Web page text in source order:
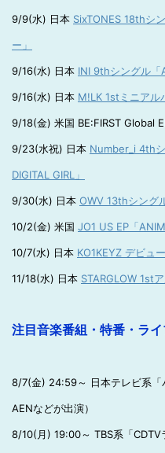
9/9(水) 日本 SixTONES 18thシ
ー」
9/16(水) 日本 INI 9thシングル「
9/16(水) 日本 M!LK 1stミニアル
9/18(金) 米国 BE:FIRST Global
9/23(水祝) 日本 Number_i 4th
DIGITAL GIRL」
9/30(水) 日本 OWV 13thシング
10/2(金) 米国 JO1 US EP「
10/7(水) 日本 KO1KEYZ デビュ
11/18(水) 日本 STARGLOW 1st
注目音楽番組・特番・ラ
8/7(金) 24:59～ 日本テレビ系「
AENなどが出演）
8/10(月) 19:00～ TBS系「